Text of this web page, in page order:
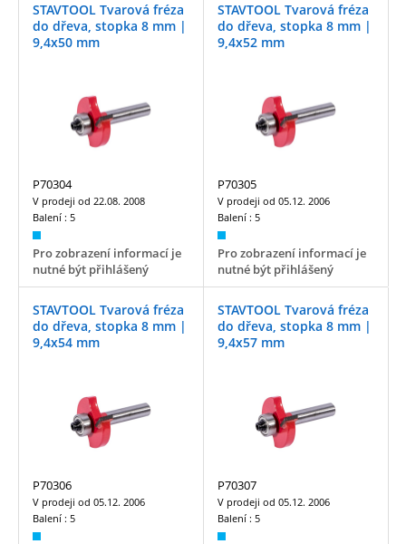
STAVTOOL Tvarová fréza
do dřeva, stopka 8 mm |
9,4x50 mm
P70304
V prodeji od 22.08. 2008
Balení : 5
Pro zobrazení informací je
nutné být přihlášený
STAVTOOL Tvarová fréza
do dřeva, stopka 8 mm |
9,4x52 mm
P70305
V prodeji od 05.12. 2006
Balení : 5
Pro zobrazení informací je
nutné být přihlášený
STAVTOOL Tvarová fréza
do dřeva, stopka 8 mm |
9,4x54 mm
P70306
V prodeji od 05.12. 2006
Balení : 5
STAVTOOL Tvarová fréza
do dřeva, stopka 8 mm |
9,4x57 mm
P70307
V prodeji od 05.12. 2006
Balení : 5